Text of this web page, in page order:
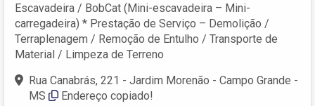
Escavadeira / BobCat (Mini-escavadeira – Mini-
carregadeira) * Prestação de Serviço – Demolição /
Terraplenagem / Remoção de Entulho / Transporte de
Material / Limpeza de Terreno
Rua Canabrás, 221 - Jardim Morenão - Campo Grande -
MS
Endereço copiado!